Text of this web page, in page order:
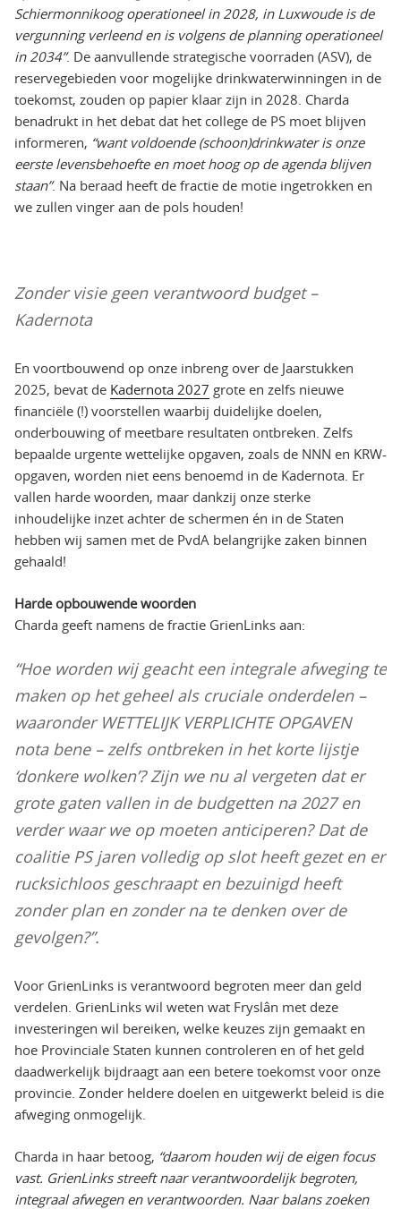
Schiermonnikoog operationeel in 2028, in Luxwoude is de
vergunning verleend en is volgens de planning operationeel
in 2034”. De aanvullende strategische voorraden (ASV), de
reservegebieden voor mogelijke drinkwaterwinningen in de
toekomst, zouden op papier klaar zijn in 2028. Charda
benadrukt in het debat dat het college de PS moet blijven
informeren, “want voldoende (schoon)drinkwater is onze
eerste levensbehoefte en moet hoog op de agenda blijven
staan”. Na beraad heeft de fractie de motie ingetrokken en
we zullen vinger aan de pols houden!
Zonder visie geen verantwoord budget –
Kadernota
En voortbouwend op onze inbreng over de Jaarstukken
2025, bevat de Kadernota 2027 grote en zelfs nieuwe
financiële (!) voorstellen waarbij duidelijke doelen,
onderbouwing of meetbare resultaten ontbreken. Zelfs
bepaalde urgente wettelijke opgaven, zoals de NNN en KRW-
opgaven, worden niet eens benoemd in de Kadernota. Er
vallen harde woorden, maar dankzij onze sterke
inhoudelijke inzet achter de schermen én in de Staten
hebben wij samen met de PvdA belangrijke zaken binnen
gehaald!
Harde opbouwende woorden
Charda geeft namens de fractie GrienLinks aan:
“Hoe worden wij geacht een integrale afweging te
maken op het geheel als cruciale onderdelen –
waaronder WETTELIJK VERPLICHTE OPGAVEN
nota bene – zelfs ontbreken in het korte lijstje
‘donkere wolken’? Zijn we nu al vergeten dat er
grote gaten vallen in de budgetten na 2027 en
verder waar we op moeten anticiperen? Dat de
coalitie PS jaren volledig op slot heeft gezet en er
rucksichloos geschraapt en bezuinigd heeft
zonder plan en zonder na te denken over de
gevolgen?”.
Voor GrienLinks is verantwoord begroten meer dan geld
verdelen. GrienLinks wil weten wat Fryslân met deze
investeringen wil bereiken, welke keuzes zijn gemaakt en
hoe Provinciale Staten kunnen controleren en of het geld
daadwerkelijk bijdraagt aan een betere toekomst voor onze
provincie. Zonder heldere doelen en uitgewerkt beleid is die
afweging onmogelijk.
Charda in haar betoog, “daarom houden wij de eigen focus
vast. GrienLinks streeft naar verantwoordelijk begroten,
integraal afwegen en verantwoorden. Naar balans zoeken